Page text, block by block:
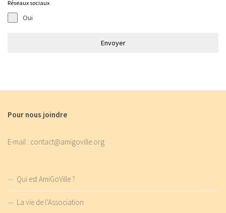
Réseaux sociaux
Oui
Envoyer
Pour nous joindre
E-mail : contact@amigoville.org
Qui est AmiGoVille ?
La vie de l’Association